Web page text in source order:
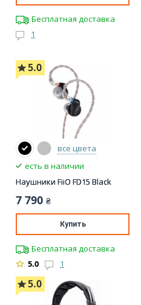
Бесплатная доставка
1
5.0
все цвета
есть в наличии
Наушники FiiO FD15 Black
7 790 ₴
Купить
Бесплатная доставка
5.0
1
5.0